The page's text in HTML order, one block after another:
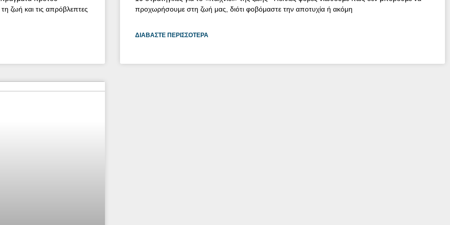
ζωή και τις απρόβλεπτες
προχωρήσουμε στη ζωή μας, διότι φοβόμαστε την αποτυχία ή ακόμη
ΔΙΑΒΆΣΤΕ ΠΕΡΙΣΣΌΤΕΡΑ